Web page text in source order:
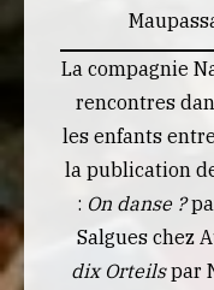
La compagnie
rencontres
les enfants
la publication
: On danse ?
Salgues chez
dix Orteilspar